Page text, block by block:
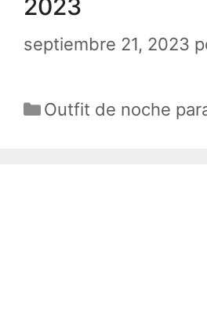
2023
septiembre 21, 2023
Categorías
Outfit de noche